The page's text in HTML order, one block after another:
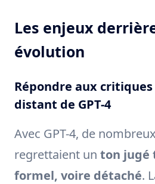
Les enjeux
évolution
Répondre aux
distant de GPT-4
Avec GPT-4, de
regrettaient un ton jugé
formel, voire détaché.